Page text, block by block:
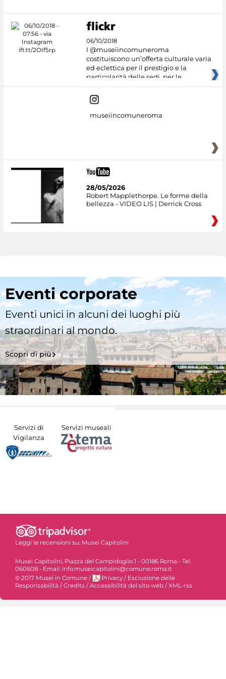
06/10/2018
I @museiincomuneroma
costituiscono un’offerta culturale varia
ed eclettica per il prestigio e la
particolarità delle sedi, per le
museiincomuneroma
28/05/2026
Robert Mapplethorpe. Le forme della
bellezza - VIDEO LIS | Derrick Cross
Eventi corporate
Eventi unici in alcuni dei luoghi più
straordinari al mondo.
Scopri di più
Servizi di
Vigilanza
Servizi museali
Leggi le recensioni su: Musei Capitolini
Musei Capitolini, Piazza del Campidoglio 1 - 00186 Roma - Tel.
060608 - Email: info.museicapitolini@comune.roma.it
© 2017 Musei in Comune / Privacy / Esclusione delle
Responsabilità /Credits /Accessibilità del sito web /XML-rss